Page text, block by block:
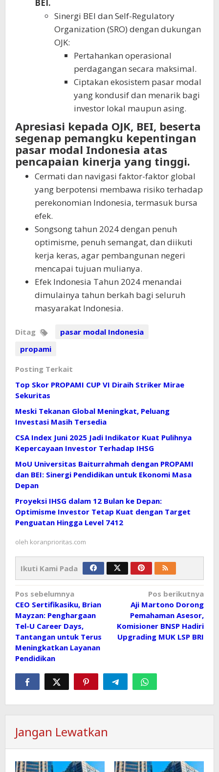
BEI.
Sinergi BEI dan Self-Regulatory
Organization (SRO) dengan dukungan
OJK:
Pertahankan operasional
perdagangan secara maksimal.
Ciptakan ekosistem pasar modal
yang kondusif dan menarik bagi
investor lokal maupun asing.
Apresiasi kepada OJK, BEI, beserta
segenap pemangku kepentingan
pasar modal Indonesia atas
pencapaian kinerja yang tinggi.
Cermati dan navigasi faktor-faktor global
yang berpotensi membawa risiko terhadap
perekonomian Indonesia, termasuk bursa
efek.
Songsong tahun 2024 dengan penuh
optimisme, penuh semangat, dan diikuti
kerja keras, agar pembangunan negeri
mencapai tujuan mulianya.
Efek Indonesia Tahun 2024 menandai
dimulainya tahun berkah bagi seluruh
masyarakat Indonesia.
Ditag
pasar modal Indonesia
propami
Posting Terkait
Top Skor PROPAMI CUP VI Diraih Striker Mirae
Sekuritas
Meski Tekanan Global Meningkat, Peluang
Investasi Masih Tersedia
CSA Index Juni 2025 Jadi Indikator Kuat Pulihnya
Kepercayaan Investor Terhadap IHSG
MoU Universitas Baiturrahmah dengan PROPAMI
dan BEI: Sinergi Pendidikan untuk Ekonomi Masa
Depan
Proyeksi IHSG dalam 12 Bulan ke Depan:
Optimisme Investor Tetap Kuat dengan Target
Penguatan Hingga Level 7412
oleh koranprioritas.com
Ikuti Kami Pada
Navigasi
pos
Pos sebelumnya
CEO Sertifikasiku, Brian
Mayzan: Penghargaan
Tel-U Career Days,
Tantangan untuk Terus
Meningkatkan Layanan
Pendidikan
Pos berikutnya
Aji Martono Dorong
Pemahaman Asesor,
Komisioner BNSP Hadiri
Upgrading MUK LSP BRI
Jangan Lewatkan